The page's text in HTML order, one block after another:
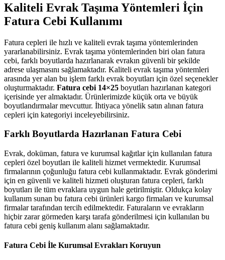
Kaliteli Evrak Taşıma Yöntemleri İçin
Fatura Cebi Kullanımı
Fatura cepleri ile hızlı ve kaliteli evrak taşıma yöntemlerinden
yararlanabilirsiniz. Evrak taşıma yöntemlerinden biri olan fatura
cebi, farklı boyutlarda hazırlanarak evrakın güvenli bir şekilde
adrese ulaşmasını sağlamaktadır. Kaliteli evrak taşıma yöntemleri
arasında yer alan bu işlem farklı evrak boyutları için özel seçenekler
oluşturmaktadır. Fatura cebi 14×25 boyutları hazırlanan kategori
içerisinde yer almaktadır. Ürünlerimizde küçük orta ve büyük
boyutlandırmalar mevcuttur. İhtiyaca yönelik satın alınan fatura
cepleri için kategoriyi inceleyebilirsiniz.
Farklı Boyutlarda Hazırlanan Fatura Cebi
Evrak, doküman, fatura ve kurumsal kağıtlar için kullanılan fatura
cepleri özel boyutları ile kaliteli hizmet vermektedir. Kurumsal
firmalarının çoğunluğu fatura cebi kullanmaktadır. Evrak gönderimi
için en güvenli ve kaliteli hizmeti oluşturan fatura cepleri, farklı
boyutları ile tüm evraklara uygun hale getirilmiştir. Oldukça kolay
kullanım sunan bu fatura cebi ürünleri kargo firmaları ve kurumsal
firmalar tarafından tercih edilmektedir. Faturaların ve evrakların
hiçbir zarar görmeden karşı tarafa gönderilmesi için kullanılan bu
fatura cebi geniş kullanım alanı sağlamaktadır.
Fatura Cebi İle Kurumsal Evrakları Koruyun